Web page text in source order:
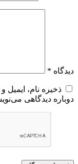
دیدگاه *
ذخیره نام،
دوباره دیدگاهی